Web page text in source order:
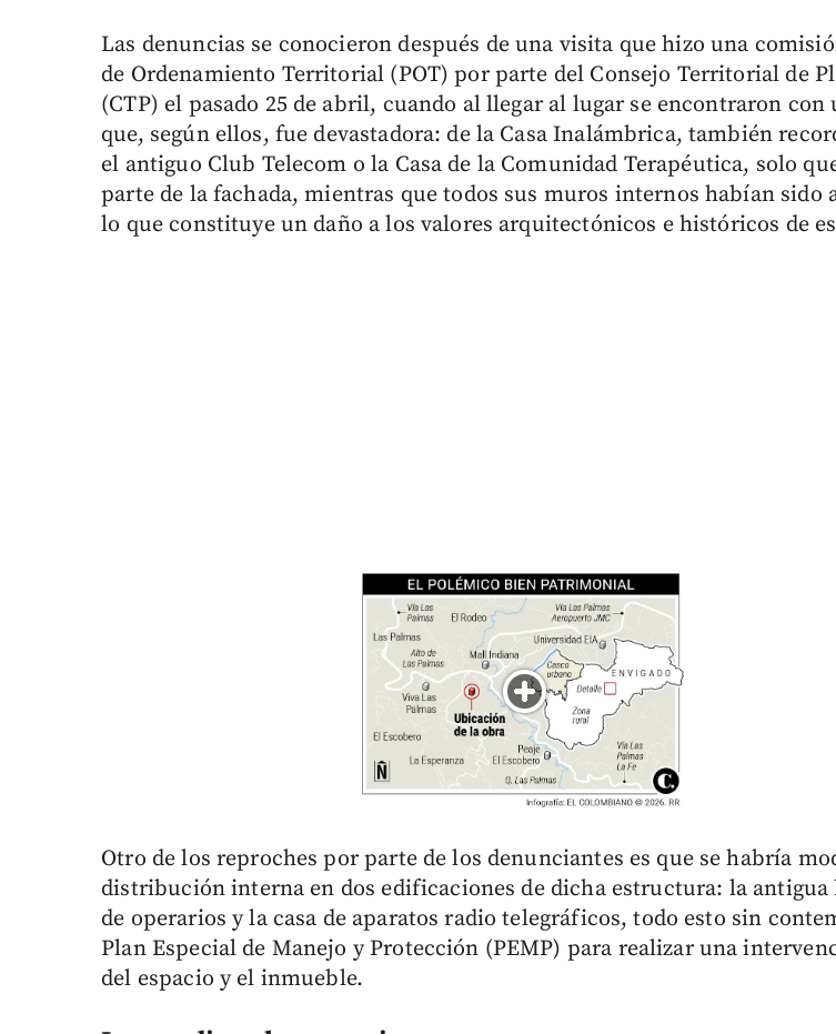
Las denuncias se conocieron después de una visita que hizo una
de Ordenamiento Territorial (POT) por parte del Consejo Territorial de
(CTP) el pasado 25 de abril, cuando al llegar al lugar se encontraron con
que, según ellos, fue devastadora: de la Casa Inalámbrica, también
el antiguo Club Telecom o la Casa de la Comunidad Terapéutica, solo
parte de la fachada, mientras que todos sus muros internos habían sido
lo que constituye un daño a los valores arquitectónicos e históricos de
Otro de los reproches por parte de los denunciantes es que se habría
distribución interna en dos edificaciones de dicha estructura: la
de operarios y la casa de aparatos radio telegráficos, todo esto sin
Plan Especial de Manejo y Protección (PEMP) para realizar una
del espacio y el inmueble.